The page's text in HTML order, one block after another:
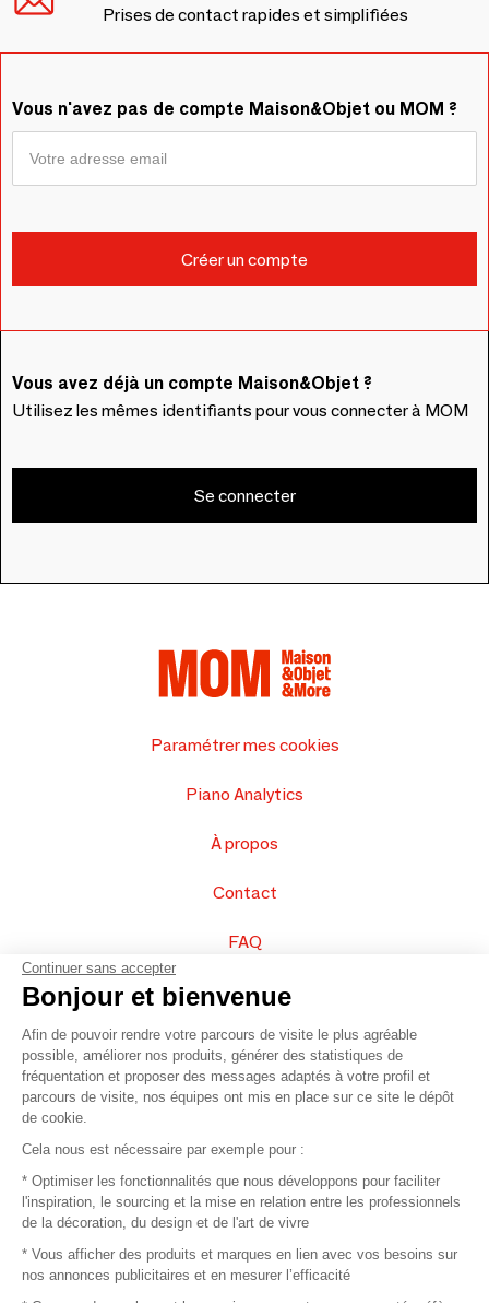
Prises de contact rapides et simplifiées
Vous n'avez pas de compte Maison&Objet ou MOM ?
Vous avez déjà un compte Maison&Objet ?
Utilisez les mêmes identifiants pour vous connecter à MOM
Se connecter
Paramétrer mes cookies
Piano Analytics
À propos
Contact
FAQ
Vendez vos produits
Plan du site
© 2016 –Organisation SAFI
Recrutement
Continuer sans accepter
Bonjour et bienvenue
Afin de pouvoir rendre votre parcours de visite le plus agréable
possible, améliorer nos produits, générer des statistiques de
fréquentation et proposer des messages adaptés à votre profil et
parcours de visite, nos équipes ont mis en place sur ce site le dépôt
de cookie.
Cela nous est nécessaire par exemple pour :
* Optimiser les fonctionnalités que nous développons pour faciliter
l'inspiration, le sourcing et la mise en relation entre les professionnels
de la décoration, du design et de l'art de vivre
* Vous afficher des produits et marques en lien avec vos besoins sur
nos annonces publicitaires et en mesurer l’efficacité